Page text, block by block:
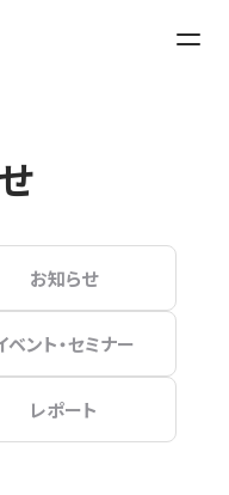
お知らせ
ベント・セミナー
レポート